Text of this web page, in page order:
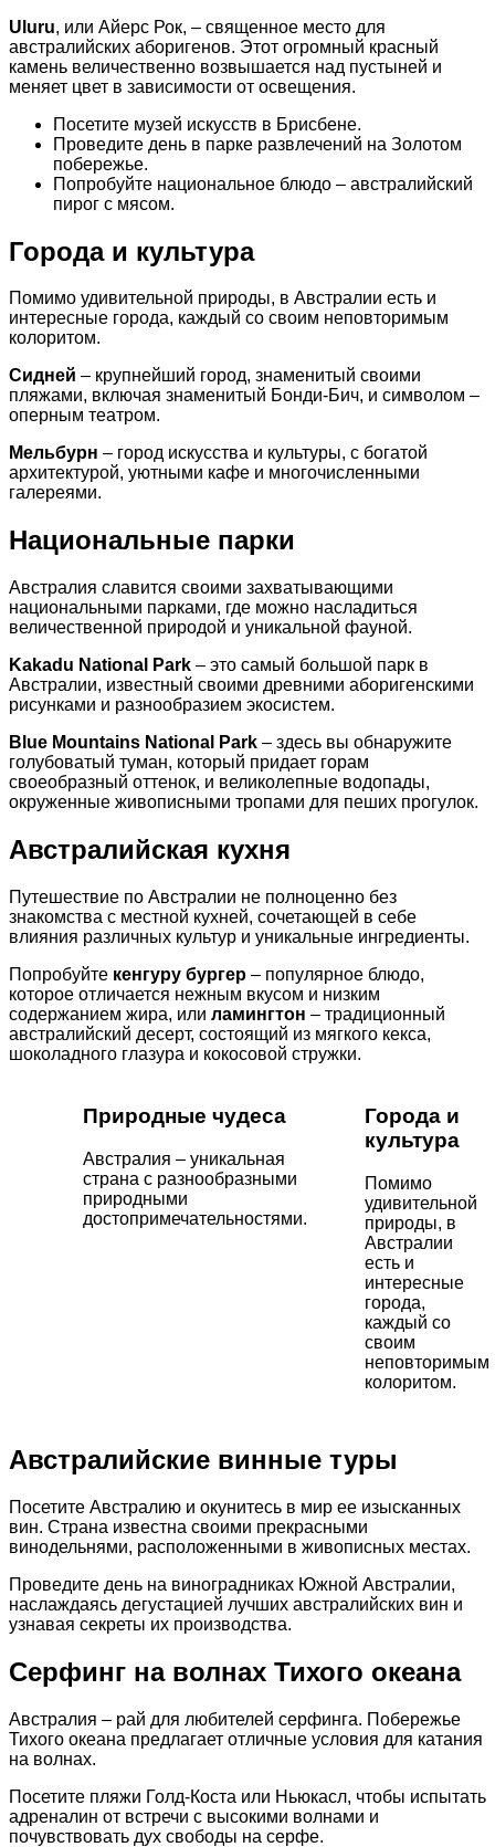
Uluru, или Айерс Рок, – священное место для
австралийских аборигенов. Этот огромный красный
камень величественно возвышается над пустыней и
меняет цвет в зависимости от освещения.
Посетите музей искусств в Брисбене.
Проведите день в парке развлечений на Золотом
побережье.
Попробуйте национальное блюдо – австралийский
пирог с мясом.
Города и культура
Помимо удивительной природы, в Австралии есть и
интересные города, каждый со своим неповторимым
колоритом.
Сидней – крупнейший город, знаменитый своими
пляжами, включая знаменитый Бонди-Бич, и символом –
оперным театром.
Мельбурн – город искусства и культуры, с богатой
архитектурой, уютными кафе и многочисленными
галереями.
Национальные парки
Австралия славится своими захватывающими
национальными парками, где можно насладиться
величественной природой и уникальной фауной.
Kakadu National Park – это самый большой парк в
Австралии, известный своими древними аборигенскими
рисунками и разнообразием экосистем.
Blue Mountains National Park – здесь вы обнаружите
голубоватый туман, который придает горам
своеобразный оттенок, и великолепные водопады,
окруженные живописными тропами для пеших прогулок.
Австралийская кухня
Путешествие по Австралии не полноценно без
знакомства с местной кухней, сочетающей в себе
влияния различных культур и уникальные ингредиенты.
Попробуйте кенгуру бургер – популярное блюдо,
которое отличается нежным вкусом и низким
содержанием жира, или ламингтон – традиционный
австралийский десерт, состоящий из мягкого кекса,
шоколадного глазура и кокосовой стружки.
Природные чудеса
Австралия – уникальная
страна с разнообразными
природными
достопримечательностями.
Города и
культура
Помимо
удивительной
природы, в
Австралии
есть и
интересные
города,
каждый со
своим
неповторимым
колоритом.
Австралийские винные туры
Посетите Австралию и окунитесь в мир ее изысканных
вин. Страна известна своими прекрасными
винодельнями, расположенными в живописных местах.
Проведите день на виноградниках Южной Австралии,
наслаждаясь дегустацией лучших австралийских вин и
узнавая секреты их производства.
Серфинг на волнах Тихого океана
Австралия – рай для любителей серфинга. Побережье
Тихого океана предлагает отличные условия для катания
на волнах.
Посетите пляжи Голд-Коста или Ньюкасл, чтобы испытать
адреналин от встречи с высокими волнами и
почувствовать дух свободы на серфе.